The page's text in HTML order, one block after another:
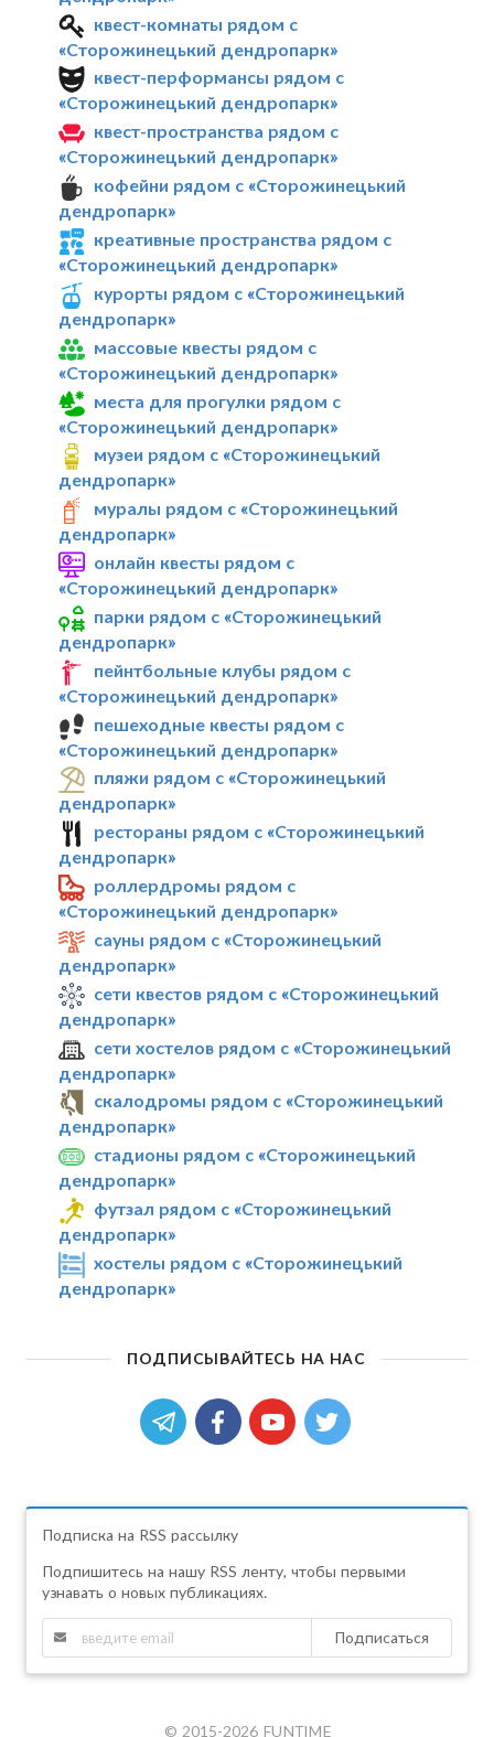
квест-комнаты рядом с
«Сторожинецький дендропарк»
квест-перформансы рядом с
«Сторожинецький дендропарк»
квест-пространства рядом с
«Сторожинецький дендропарк»
кофейни рядом с «Сторожинецький
дендропарк»
креативные пространства рядом с
«Сторожинецький дендропарк»
курорты рядом с «Сторожинецький
дендропарк»
массовые квесты рядом с
«Сторожинецький дендропарк»
места для прогулки рядом с
«Сторожинецький дендропарк»
музеи рядом с «Сторожинецький
дендропарк»
муралы рядом с «Сторожинецький
дендропарк»
онлайн квесты рядом с
«Сторожинецький дендропарк»
парки рядом с «Сторожинецький
дендропарк»
пейнтбольные клубы рядом с
«Сторожинецький дендропарк»
пешеходные квесты рядом с
«Сторожинецький дендропарк»
пляжи рядом с «Сторожинецький
дендропарк»
рестораны рядом с «Сторожинецький
дендропарк»
роллердромы рядом с
«Сторожинецький дендропарк»
сауны рядом с «Сторожинецький
дендропарк»
сети квестов рядом с «Сторожинецький
дендропарк»
сети хостелов рядом с «Сторожинецький
дендропарк»
скалодромы рядом с «Сторожинецький
дендропарк»
стадионы рядом с «Сторожинецький
дендропарк»
футзал рядом с «Сторожинецький
дендропарк»
хостелы рядом с «Сторожинецький
дендропарк»
ПОДПИСЫВАЙТЕСЬ НА НАС
Подписка на RSS рассылку
Подпишитесь на нашу RSS ленту, чтобы первыми
узнавать о новых публикациях.
Подписаться
© 2015-2026 FUNTIME